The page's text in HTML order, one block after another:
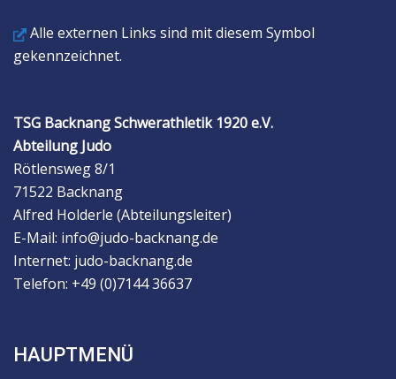
Alle externen Links sind mit diesem Symbol
gekennzeichnet.
TSG Backnang Schwerathletik 1920 e.V.
Abteilung Judo
Rötlensweg 8/1
71522 Backnang
Alfred Holderle (Abteilungsleiter)
E-Mail: info@judo-backnang.de
Internet: judo-backnang.de
Telefon: +49 (0)7144 36637
HAUPTMENÜ